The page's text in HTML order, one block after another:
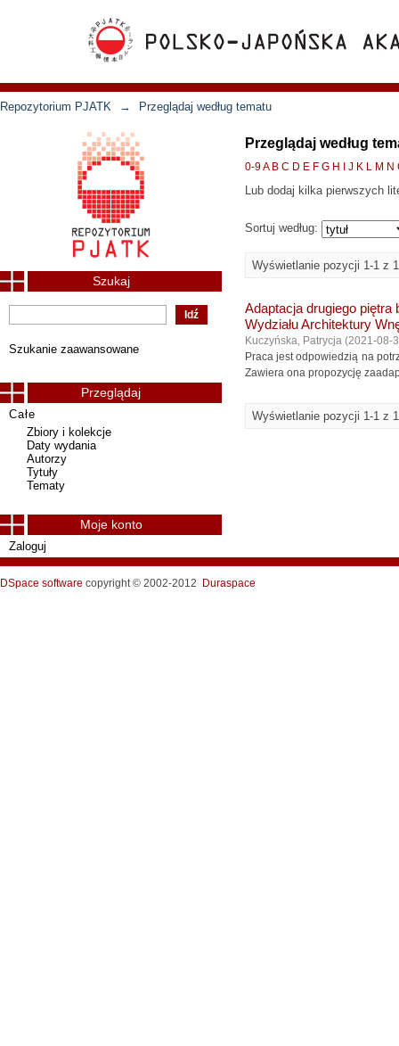
Repozytorium PJATK → Przeglądaj według tematu
Przeglądaj według
0-9A B C D E F G H J K L M N
Lub dodaj kilka pierwszych
Sortuj według:
Wyświetlanie pozycji 1-1 z 1
Adaptacja drugiego
Wydziału Architektury
Kuczyńska, Patrycja (2021-08-
Praca jest odpowiedzią na
Zawiera ona propozycję
Wyświetlanie pozycji 1-1 z 1
Szukaj
Szukanie zaawansowane
Przeglądaj
Całe
Zbiory i kolekcje
Daty wydania
Autorzy
Tytuły
Tematy
Moje konto
Zaloguj
DSpace software copyright © 2002-2012 Duraspace